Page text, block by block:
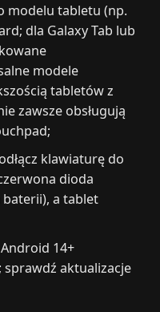
modelu tabletu (np.
dla Galaxy Tab lub
modele
tabletów z
zawsze obsługują
klawiaturę do
dioda
a tablet
14+
aktualizacje